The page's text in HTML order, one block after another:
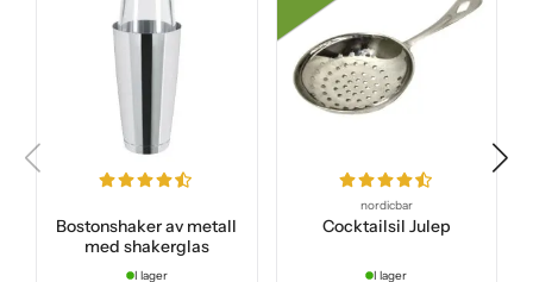
Bostonshaker av metall
med shakerglas
I lager
nordicbar
Cocktailsil Julep
I lager